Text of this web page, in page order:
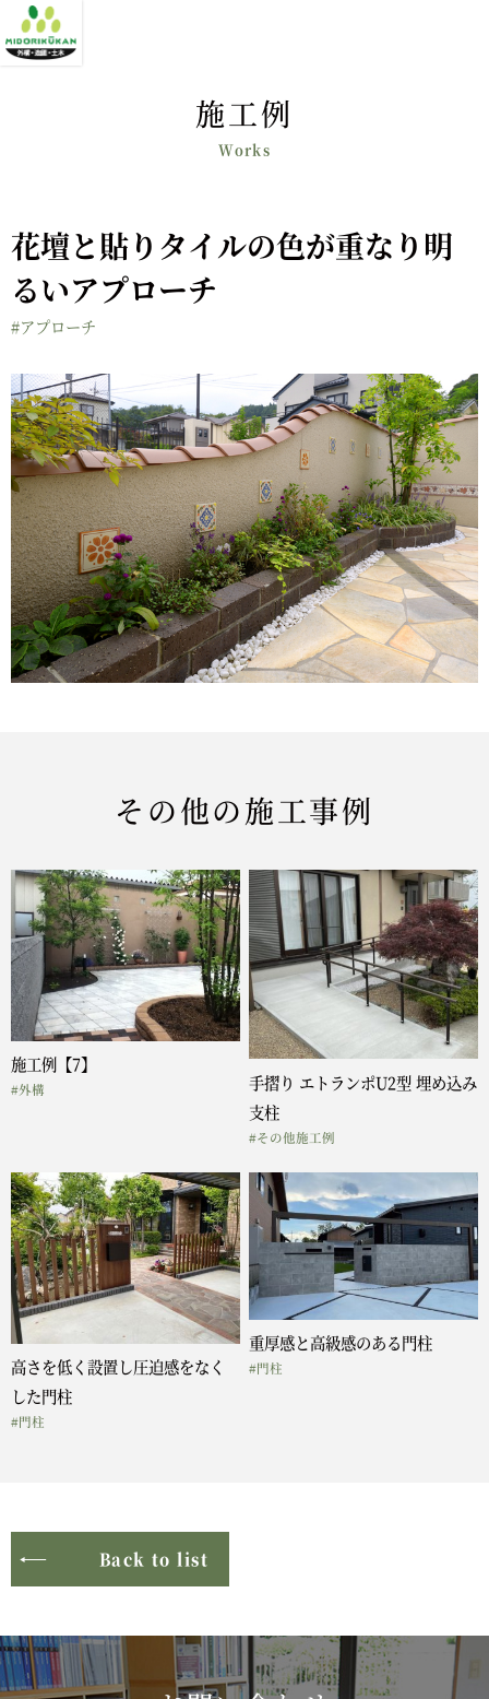
施工例
花壇と貼りタイルの色が重なり明
るいアプローチ
#アプローチ
その他の施工事例
施工例【7】
#外構
手摺り エトランポU2型 埋め込み
支柱
#その他施工例
高さを低く設置し圧迫感をなく
した門柱
#門柱
重厚感と高級感のある門柱
#門柱
Back to list